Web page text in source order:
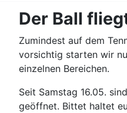
Der Ball
Zumindest auf dem
vorsichtig starten wir
einzelnen Bereichen.
Seit Samstag 16.05.
geöffnet. Bittet haltet